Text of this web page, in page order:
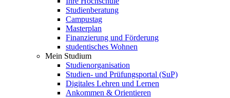
Studienberatung
Campustag
Masterplan
Finanzierung und Förderung
studentisches Wohnen
Mein Studium
Studienorganisation
Studien- und Prüfungsportal (SuP)
Digitales Lehren und Lernen
Ankommen & Orientieren